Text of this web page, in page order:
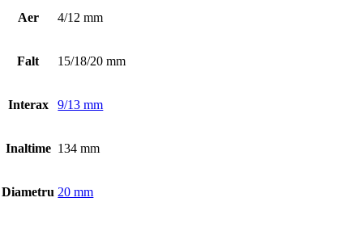
Aer 4/12 mm
Falt 15/18/20 mm
Interax 9/13 mm
Inaltime 134 mm
Diametru 20 mm